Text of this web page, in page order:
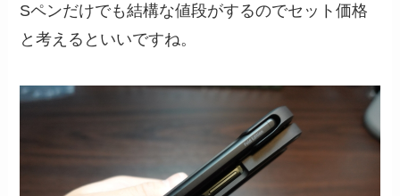
Sペンだけでも結構な値段がするのでセット価格
と考えるといいですね。